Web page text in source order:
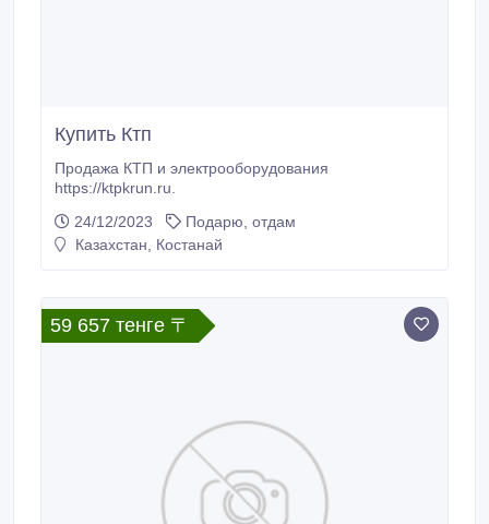
Купить Ктп
Продажа КТП и электрооборудования
https://ktpkrun.ru.
24/12/2023
Подарю, отдам
Казахстан, Костанай
59 657 тенге 〒